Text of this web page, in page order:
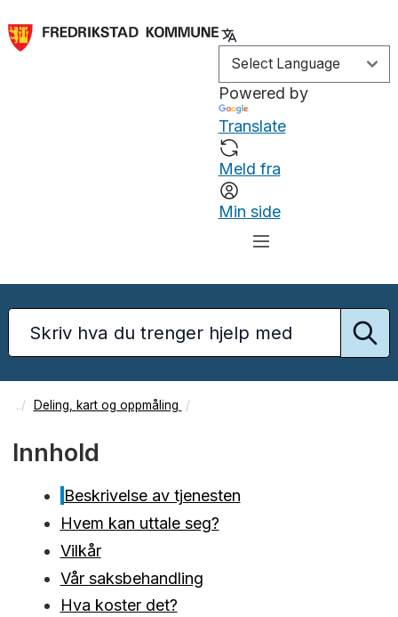
Powered by
Translate
Meld fra
Min side
Deling, kart og oppmåling
Innhold
Beskrivelse av tjenesten
Hvem kan uttale seg?
Vilkår
Vår saksbehandling
Hva koster det?